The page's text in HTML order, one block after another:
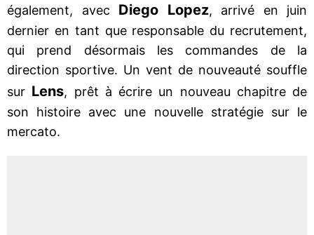
également, avec Diego Lopez, arrivé en juin
dernier en tant que responsable du recrutement,
qui prend désormais les commandes de la
direction sportive. Un vent de nouveauté souffle
sur Lens, prêt à écrire un nouveau chapitre de
son histoire avec une nouvelle stratégie sur le
mercato.